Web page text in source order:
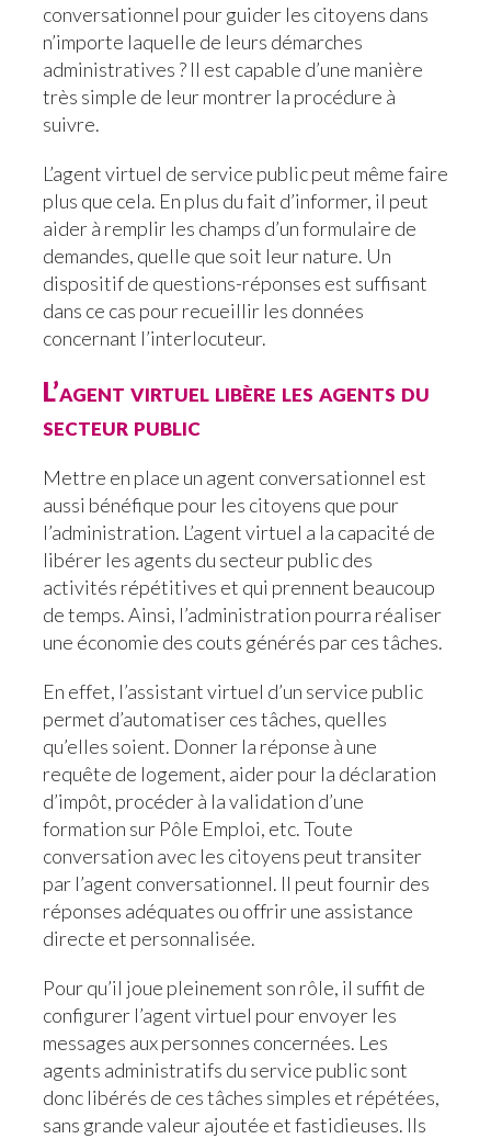
conversationnel pour guider les citoyens dans
n’importe laquelle de leurs démarches
administratives ? Il est capable d’une manière
très simple de leur montrer la procédure à
suivre.
L’agent virtuel de service public peut même faire
plus que cela. En plus du fait d’informer, il peut
aider à remplir les champs d’un formulaire de
demandes, quelle que soit leur nature. Un
dispositif de questions-réponses est suffisant
dans ce cas pour recueillir les données
concernant l’interlocuteur.
L’agent virtuel libère les agents du
secteur public
Mettre en place un agent conversationnel est
aussi bénéfique pour les citoyens que pour
l’administration. L’agent virtuel a la capacité de
libérer les agents du secteur public des
activités répétitives et qui prennent beaucoup
de temps. Ainsi, l’administration pourra réaliser
une économie des couts générés par ces tâches.
En effet, l’assistant virtuel d’un service public
permet d’automatiser ces tâches, quelles
qu’elles soient. Donner la réponse à une
requête de logement, aider pour la déclaration
d’impôt, procéder à la validation d’une
formation sur Pôle Emploi, etc. Toute
conversation avec les citoyens peut transiter
par l’agent conversationnel. Il peut fournir des
réponses adéquates ou offrir une assistance
directe et personnalisée.
Pour qu’il joue pleinement son rôle, il suffit de
configurer l’agent virtuel pour envoyer les
messages aux personnes concernées. Les
agents administratifs du service public sont
donc libérés de ces tâches simples et répétées,
sans grande valeur ajoutée et fastidieuses. Ils